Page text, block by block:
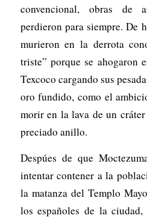
convencional, obras de
perdieron para siempre. De
murieron en la derrota
triste” porque se ahogaron
Texcoco cargando sus
oro fundido, como el
morir en la lava de un
preciado anillo.
Despúes de que
intentar contener a la
la matanza del Templo
los españoles de la